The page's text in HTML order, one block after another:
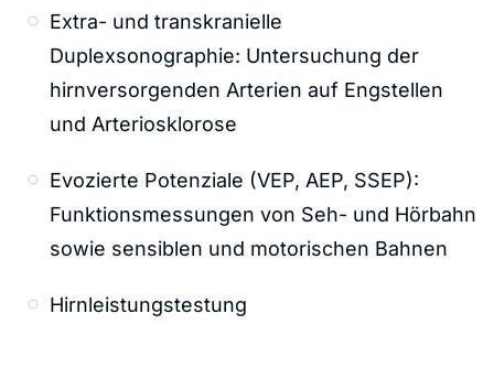
Extra- und transkranielle
Duplexsonographie: Untersuchung der
hirnversorgenden Arterien auf Engstellen
und Arteriosklorose
Evozierte Potenziale (VEP, AEP, SSEP):
Funktionsmessungen von Seh- und Hörbahn
sowie sensiblen und motorischen Bahnen
Hirnleistungstestung